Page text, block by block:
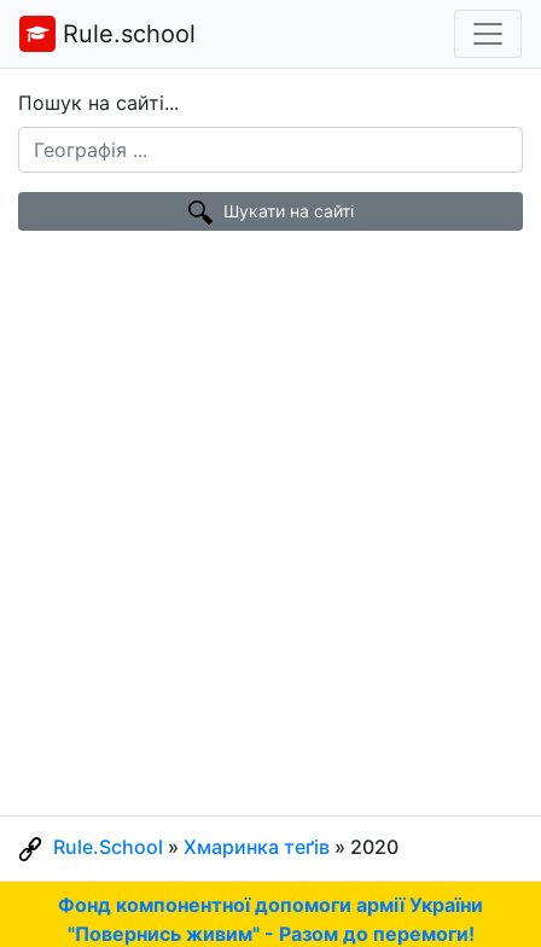
Rule.school
Пошук на сайті...
Шукати на сайті
Rule.School » Хмаринка теґів » 2020
Фонд компонентної допомоги армії України
"Повернись живим" - Разом до перемоги!